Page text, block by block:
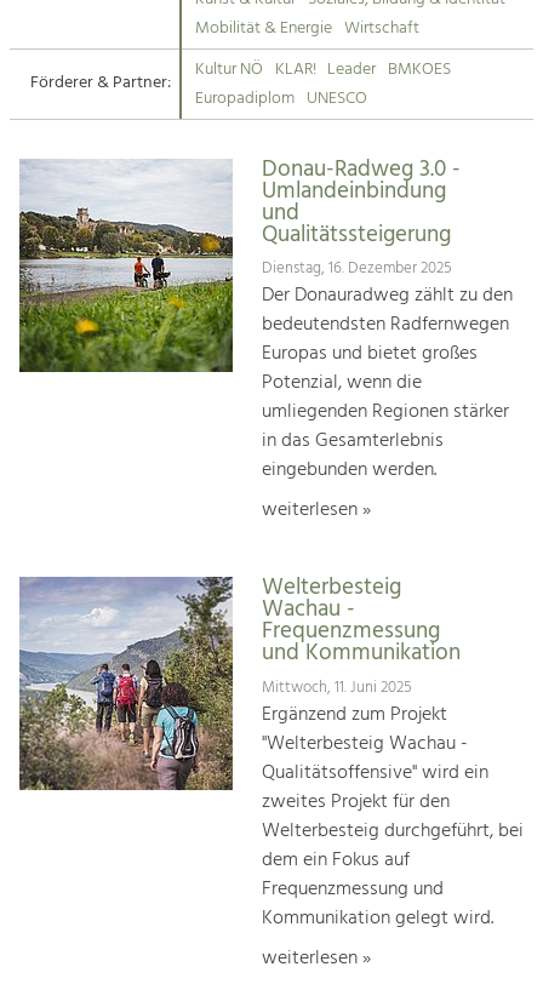
Suche
Impressum
Kontakt
Tourismus
Angebotsentwicklung und
Kunst & Kultur
Handwerk, Wissenschaft und Forschung.
Soziales, Bildung &
Identität
Gleichberechtigung, Jugend und
Integration
Mobilität & Energie
Klimawandel, öffentlicher Verkehr und
Steigerung regionaler Wertschöpfung
Mobilität & Energie Wirtschaft
Förderer & Partner:
Kultur NÖ KLAR! Leader BMKOES
Europadiplom UNESCO
Donau-Radweg 3.0 -
Umlandeinbindung
und
Qualitätssteigerung
Dienstag, 16. Dezember 2025
Der Donauradweg zählt zu den
bedeutendsten Radfernwegen
Europas und bietet großes
Potenzial, wenn die
umliegenden Regionen stärker
in das Gesamterlebnis
eingebunden werden.
weiterlesen »
Welterbesteig
Wachau -
Frequenzmessung
und Kommunikation
Mittwoch, 11. Juni 2025
Ergänzend zum Projekt
"Welterbesteig Wachau -
Qualitätsoffensive" wird ein
zweites Projekt für den
Welterbesteig durchgeführt, bei
dem ein Fokus auf
Frequenzmessung und
Kommunikation gelegt wird.
weiterlesen »